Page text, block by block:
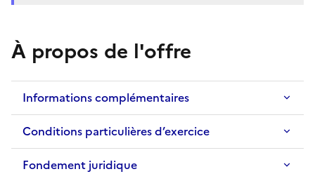
À propos de l'offre
Informations complémentaires
Conditions particulières d’exercice
Fondement juridique